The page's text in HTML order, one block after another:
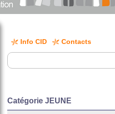
Info CID Contacts
Catégorie JEUNE